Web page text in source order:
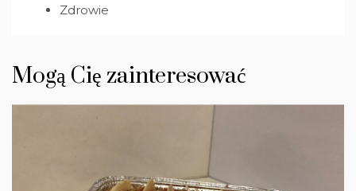
Zdrowie
Mogą Cię zainteresować